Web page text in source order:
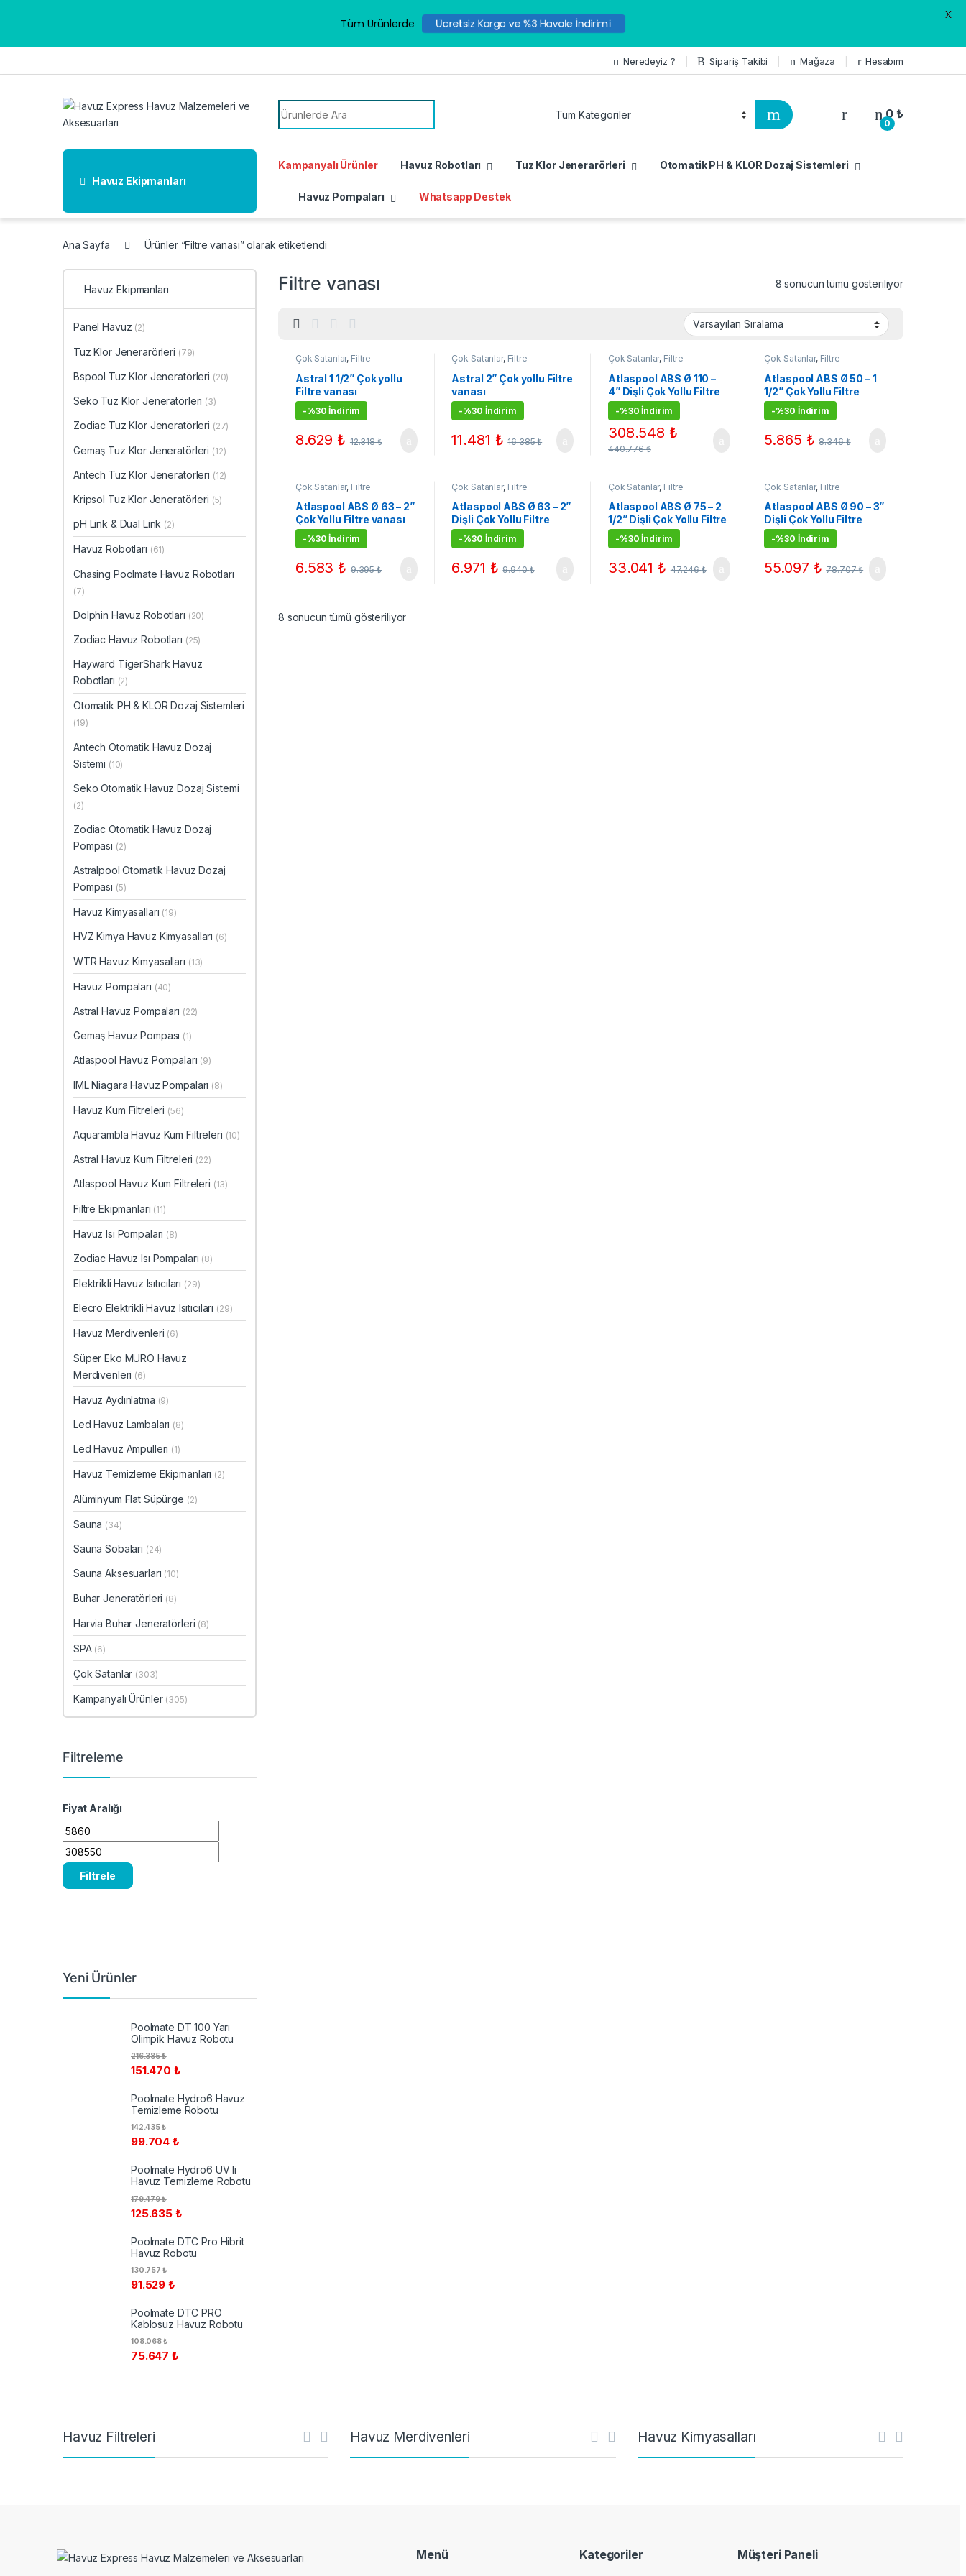
Neredeyiz ? Sipariş Takibi Mağaza Hesabım
Search for:
0
0₺
Havuz Ekipmanları
Kampanyalı Ürünler Havuz Robotları Tuz Klor Jenerarörleri Otomatik PH & KLOR Dozaj Sistemleri
Havuz Pompaları Whatsapp Destek
Ana Sayfa Ürünler “Filtre vanası” olarak etiketlendi
Filtre vanası 8 sonucun tümü gösteriliyor
Çok Satanlar, Filtre
Ekipmanları
Filtreleri ,Kampanyalı Ürünler
Astral 1 1/2” Çok yollu
Filtre vanası
-%30 İndirim
8.629 ₺ 12.318₺
Çok Satanlar, Filtre
Ekipmanları
Filtreleri ,Kampanyalı Ürünler
Astral 2” Çok yollu Filtre
vanası
-%30 İndirim
11.481 ₺ 16.385₺
Çok Satanlar, Filtre
Ekipmanları
Filtreleri,Kampanyalı Ürünler
Atlaspool ABS Ø 110 –
4” Dişli Çok Yollu Filtre
vanası
-%30 İndirim
308.548 ₺
440.776₺
Çok Satanlar, Filtre
Ekipmanları
Filtreleri,Kampanyalı Ürünler
Atlaspool ABS Ø 50 – 1
1/2” Çok Yollu Filtre
vanası
-%30 İndirim
5.865 ₺ 8.346₺
Çok Satanlar, Filtre
Filtreleri,Kampanyalı Ürünler
Atlaspool ABS Ø 63 – 2”
Çok Yollu Filtre vanası
-%30 İndirim
6.583 ₺ 9.395₺
Çok Satanlar, Filtre
Filtreleri,Kampanyalı Ürünler
Atlaspool ABS Ø 63 – 2”
Dişli Çok Yollu Filtre
vanası
-%30 İndirim
6.971 ₺ 9.940₺
Çok Satanlar, Filtre
Filtreleri,Kampanyalı Ürünler
Atlaspool ABS Ø 75 – 2
1/2” Dişli Çok Yollu Filtre
vanası
-%30 İndirim
33.041 ₺ 47.246₺
Çok Satanlar, Filtre
Filtreleri,Kampanyalı Ürünler
Atlaspool ABS Ø 90 – 3”
Dişli Çok Yollu Filtre
vanası
-%30 İndirim
55.097 ₺ 78.707₺
8 sonucun tümü gösteriliyor
Havuz Ekipmanları
Panel Havuz (2)
Tuz Klor Jenerarörleri (79)
Bspool Tuz Klor Jeneratörleri (20)
Seko Tuz Klor Jeneratörleri (3)
Zodiac Tuz Klor Jeneratörleri (27)
Gemaş Tuz Klor Jeneratörleri (12)
Antech Tuz Klor Jeneratörleri (12)
Kripsol Tuz Klor Jeneratörleri (5)
pH Link & Dual Link (2)
Havuz Robotları (61)
Chasing Poolmate Havuz Robotları
(7)
Dolphin Havuz Robotları (20)
Zodiac Havuz Robotları (25)
Hayward TigerShark Havuz
Robotları (2)
Otomatik PH & KLOR Dozaj Sistemleri
(19)
Antech Otomatik Havuz Dozaj
Sistemi (10)
Seko Otomatik Havuz Dozaj Sistemi
(2)
Zodiac Otomatik Havuz Dozaj
Pompası (2)
Astralpool Otomatik Havuz Dozaj
Pompası (5)
Havuz Kimyasalları (19)
HVZ Kimya Havuz Kimyasalları (6)
WTR Havuz Kimyasalları (13)
Havuz Pompaları (40)
Astral Havuz Pompaları (22)
Gemaş Havuz Pompası (1)
Atlaspool Havuz Pompaları (9)
IML Niagara Havuz Pompaları (8)
Havuz Kum Filtreleri (56)
Aquarambla Havuz Kum Filtreleri (10)
Astral Havuz Kum Filtreleri (22)
Atlaspool Havuz Kum Filtreleri (13)
Filtre Ekipmanları (11)
Havuz Isı Pompaları (8)
Zodiac Havuz Isı Pompaları (8)
Elektrikli Havuz Isıtıcıları (29)
Elecro Elektrikli Havuz Isıtıcıları (29)
Havuz Merdivenleri (6)
Süper Eko MURO Havuz
Merdivenleri (6)
Havuz Aydınlatma (9)
Led Havuz Lambaları (8)
Led Havuz Ampulleri (1)
Havuz Temizleme Ekipmanları (2)
Alüminyum Flat Süpürge (2)
Sauna (34)
Sauna Sobaları (24)
Sauna Aksesuarları (10)
Buhar Jeneratörleri (8)
Harvia Buhar Jeneratörleri (8)
SPA (6)
Çok Satanlar (303)
Kampanyalı Ürünler (305)
Filtreleme
Fiyat Aralığı
En düşük fiyat
En yüksek fiyat
Filtrele
Yeni Ürünler
Poolmate DT 100 Yarı
Olimpik Havuz Robotu
151.470 ₺
216.385₺
Poolmate Hydro6 Havuz
Temizleme Robotu
99.704₺
142.435₺
Poolmate Hydro6 UV li
Havuz Temizleme Robotu
125.635 ₺
179.479₺
Poolmate DTC Pro Hibrit
Havuz Robotu
91.529₺
130.757₺
Poolmate DTC PRO
Kablosuz Havuz Robotu
75.647₺
108.068₺
Havuz Filtreleri Havuz Merdivenleri Havuz Kimyasalları
Menü Kategoriler Müşteri Paneli
Tüm Ürünlerde Ücretsiz Kargo ve %3 Havale İndirimi
X